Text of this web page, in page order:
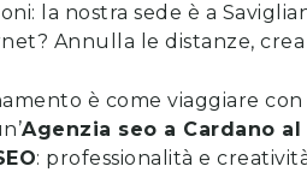
: la nostra sede è a
Annulla le distanze, crea
è come viaggiare
Agenzia seo a Cardano al
: professionalità e